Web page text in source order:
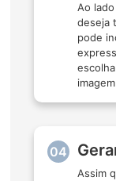
Ao
deseja
pode
04
Assim